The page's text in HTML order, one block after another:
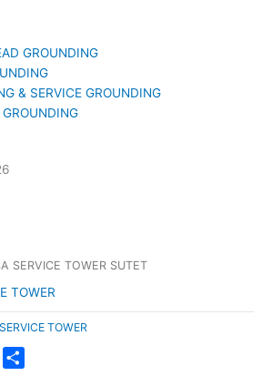
GROUNDING
& SERVICE GROUNDING
SERVICE TOWER SUTET
TOWER
TOWER
Skype